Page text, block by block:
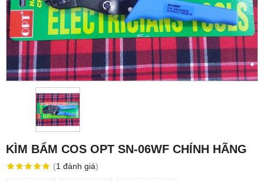
KÌM BẤM COS OPT SN-06WF CHÍNH HÃNG
(1 đánh giá)